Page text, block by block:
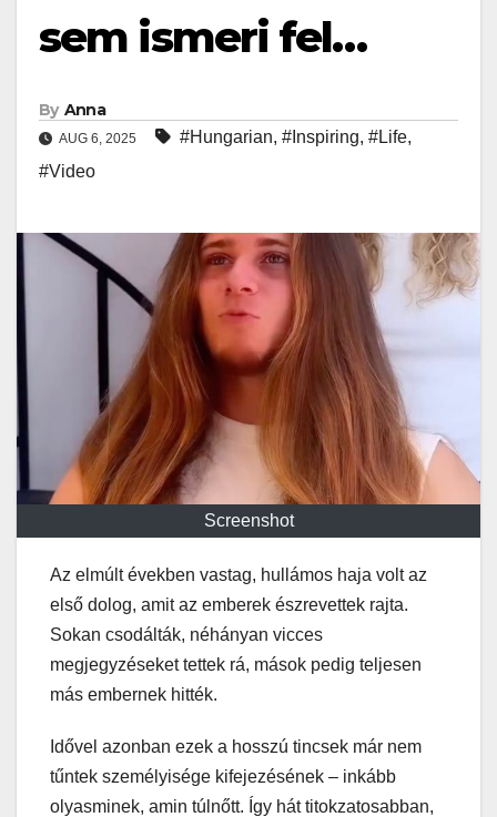
sem ismeri fel…
By Anna
AUG 6, 2025 #Hungarian, #Inspiring, #Life,
#Video
Screenshot
Az elmúlt években vastag, hullámos haja volt az
első dolog, amit az emberek észrevettek rajta.
Sokan csodálták, néhányan vicces
megjegyzéseket tettek rá, mások pedig teljesen
más embernek hitték.
Idővel azonban ezek a hosszú tincsek már nem
tűntek személyisége kifejezésének – inkább
olyasminek, amin túlnőtt. Így hát titokzatosabban,